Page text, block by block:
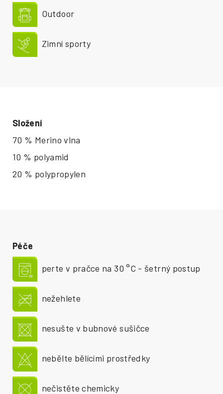
Péče
perte v pračce na 30 °C - šetrný postup
nežehlete
nesušte v bubnové sušičce
nebělte bělícími prostředky
nečistěte chemicky
Složení
70 % Merino vlna
10 % polyamid
20 % polypropylen
Outdoor
Zimní sporty